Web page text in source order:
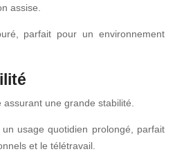
assise.
parfait pour un environnement
une grande stabilité.
usage quotidien prolongé, parfait
et le télétravail.